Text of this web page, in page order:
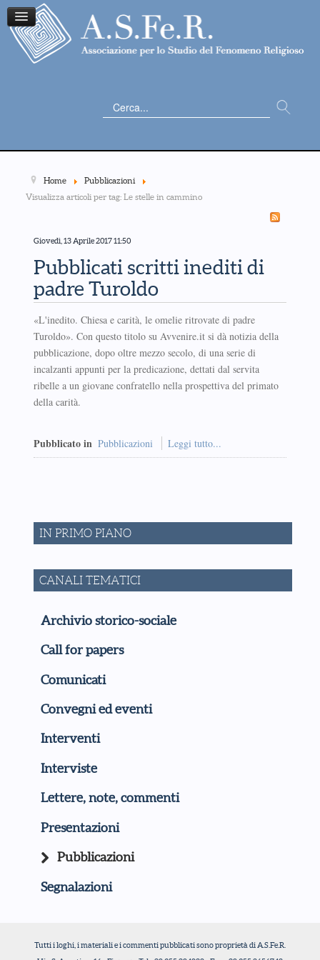
Cerca...
Home
Pubblicazioni
Visualizza articoli per tag: Le stelle in cammino
Giovedì, 13 Aprile 2017 11:50
Pubblicati scritti inediti di
padre Turoldo
«L'inedito. Chiesa e carità, le omelie ritrovate di padre
Turoldo». Con questo titolo su Avvenire.it si dà notizia della
pubblicazione, dopo oltre mezzo secolo, di una serie di
incalzanti appunti per la predicazione, dettati dal servita
ribelle a un giovane confratello nella prospettiva del primato
della carità.
Pubblicato in Pubblicazioni Leggi tutto...
IN PRIMO PIANO
CANALI TEMATICI
Archivio storico-sociale
Call for papers
Comunicati
Convegni ed eventi
Interventi
Interviste
Lettere, note, commenti
Presentazioni
Pubblicazioni
Segnalazioni
Tutti i loghi, i materiali e i commenti pubblicati sono proprietà di A.S.Fe.R.